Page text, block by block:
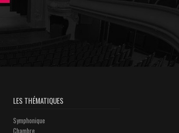
LES THÉMATIQUES
Symphonique
Chambre